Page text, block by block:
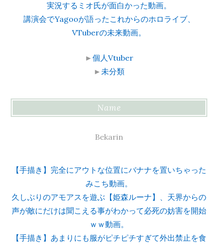
実況するミオ氏が面白かった動画。
講演会でYagooが語ったこれからのホロライブ、
VTuberの未来動画。
►個人Vtuber
► 未分類
Name
Bekarin
【手描き】完全にアウトな位置にバナナを置いちゃった
みこち動画。
久しぶりのアモアスを遊ぶ【姫森ルーナ】、天界からの
声が敵にだけは聞こえる事がわかって必死の妨害を開始
ｗｗ動画。
【手描き】あまりにも服がピチピチすぎて外出禁止を食